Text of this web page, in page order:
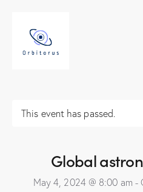
This event has passed.
Global
May 4, 2024 @ 8:00 am -